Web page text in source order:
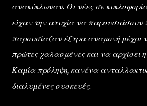
ανακύκλωναν. Οι νέες σε
είχαν την ατυχία να παρουσιάσουν
παρουσίαζαν έξτρα αναμονή μέχρι
πρώτες χαλασμένες και να αρχίσει
Καμία πρόληψη, κανένα
διαλυμένες συσκευές.